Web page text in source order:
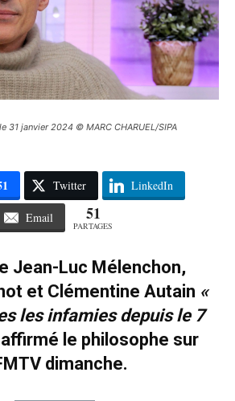
31 janvier 2024 © MARC CHARUEL/SIPA
Twitter LinkedIn
Email 51
PARTAGES
Jean-Luc Mélenchon,
et Clémentine Autain «
les infamies depuis le 7
le philosophe sur
dimanche.